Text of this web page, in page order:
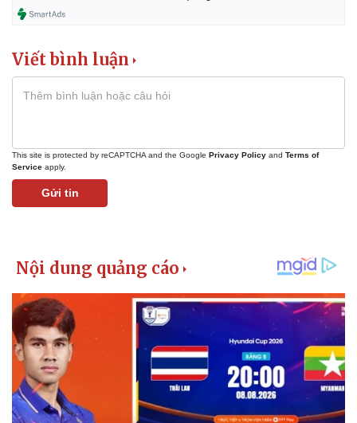
Viết bình luận
This site is protected by reCAPTCHA and the Google Privacy Policy and Terms of
Service apply.
Gửi tin